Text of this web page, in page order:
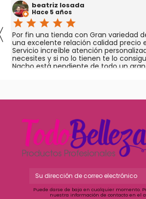
beatriz losada
Hace 5 años
star star star star star
Por fin una tienda con Gran variedad
una excelente relación calidad precio
Servicio increíble atención
necesites y si no lo tienen te lo
Nacho está pendiente de todo un
Puede darse de baja en cualquier momento.
nuestra información de contacto en el